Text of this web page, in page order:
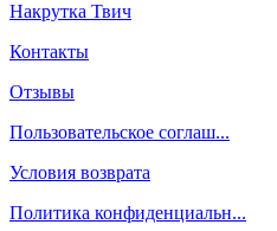
Накрутка Твич
Контакты
Отзывы
Пользовательское соглаш...
Условия возврата
Политика конфиденциальн...